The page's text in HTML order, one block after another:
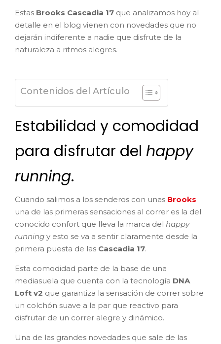
Estas Brooks Cascadia 17 que analizamos hoy al
detalle en el blog vienen con novedades que no
dejarán indiferente a nadie que disfrute de la
naturaleza a ritmos alegres.
Contenidos del Artículo
Estabilidad y comodidad
para disfrutar del happy
running.
Cuando salimos a los senderos con unas Brooks
una de las primeras sensaciones al correr es la del
conocido confort que lleva la marca del happy
running y esto se va a sentir claramente desde la
primera puesta de las Cascadia 17.
Esta comodidad parte de la base de una
mediasuela que cuenta con la tecnología DNA
Loft v2 que garantiza la sensación de correr sobre
un colchón suave a la par que reactivo para
disfrutar de un correr alegre y dinámico.
Una de las grandes novedades que sale de las